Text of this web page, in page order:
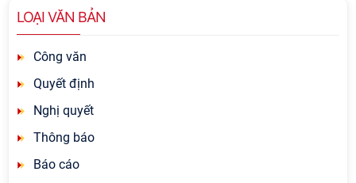
LOẠI VĂN BẢN
Công văn
Quyết định
Nghị quyết
Thông báo
Báo cáo